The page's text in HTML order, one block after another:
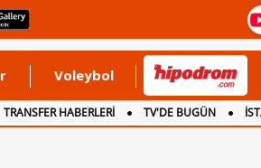
Voleybol
TRANSFER HABERLERİ TV'DE BUGÜN